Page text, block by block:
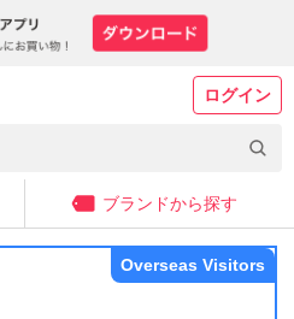
ログイン
ブランドから探す
Overseas Visitors